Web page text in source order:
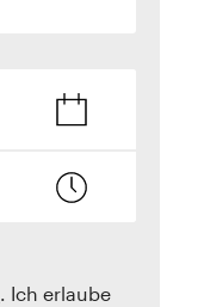
. Ich erlaube